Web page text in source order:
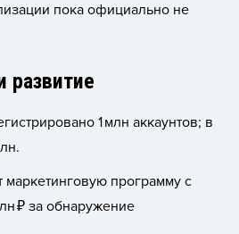
пока официально не
развитие
1 млн аккаунтов; в
маркетинговую программу с
₽ за обнаружение